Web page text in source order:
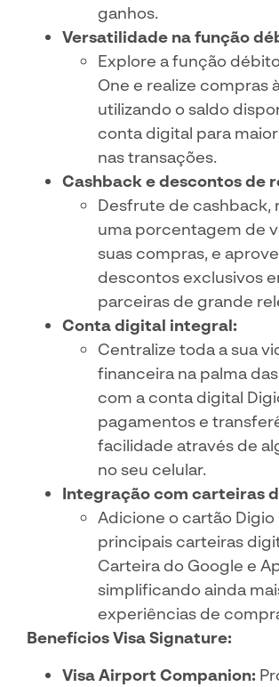
ganhos.
Versatilidade na função
Explore a função
One e realize compras
utilizando o saldo
conta digital para
nas transações.
Cashback e descontos de
Desfrute de cashback,
uma porcentagem de
suas compras, e
descontos exclusivos
parceiras de grande
Conta digital integral:
Centralize toda a sua
financeira na palma
com a conta digital
pagamentos e
facilidade através de
no seu celular.
Integração com carteiras
Adicione o cartão Digio
principais carteiras
Carteira do Google e
simplificando ainda
experiências de
Benefícios Visa Signature:
Visa Airport Companion: